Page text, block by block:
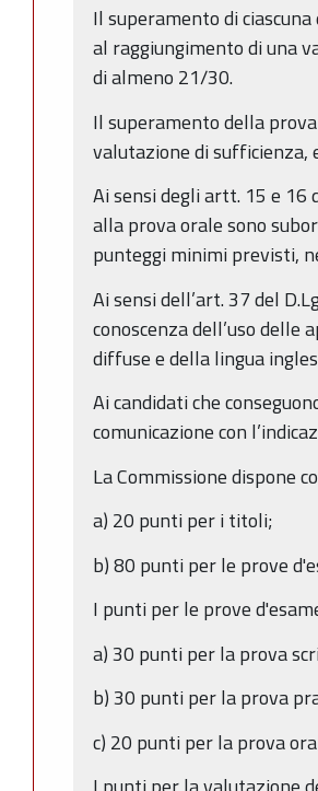
Il superamento di
al raggiungimento di una
di almeno 21/30.
Il superamento della
valutazione di sufficienza,
Ai sensi degli artt. 15 e 16
alla prova orale sono
punteggi minimi previsti,
Ai sensi dell’art. 37 del
conoscenza dell’uso
diffuse e della lingua
Ai candidati che
comunicazione con
La Commissione dispone
a) 20 punti per i titoli;
b) 80 punti per le prove
I punti per le prove
a) 30 punti per la prova
b) 30 punti per la prova
c) 20 punti per la prova